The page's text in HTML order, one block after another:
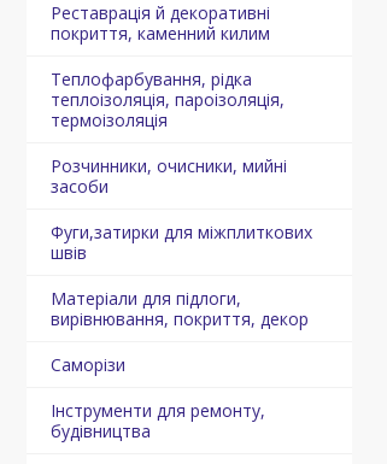
Реставрація й декоративні
покриття, каменний килим
Теплофарбування, рідка
теплоізоляція, пароізоляція,
термоізоляція
Розчинники, очисники, мийні
засоби
Фуги,затирки для міжплиткових
швів
Матеріали для підлоги,
вирівнювання, покриття, декор
Саморізи
Інструменти для ремонту,
будівництва